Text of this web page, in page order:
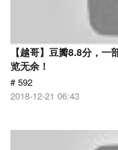
【越哥】豆瓣8.8分，
览无余！
# 592
2018-12-21 06:43